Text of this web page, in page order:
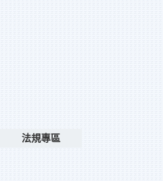
法規專區